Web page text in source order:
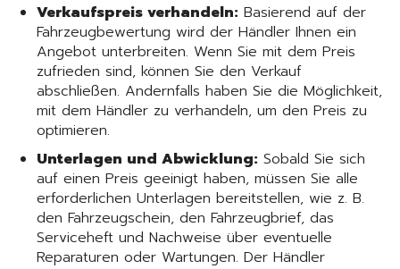
Verkaufspreis verhandeln: Basierend auf der
Fahrzeugbewertung wird der Händler Ihnen ein
Angebot unterbreiten. Wenn Sie mit dem Preis
zufrieden sind, können Sie den Verkauf
abschließen. Andernfalls haben Sie die Möglichkeit,
mit dem Händler zu verhandeln, um den Preis zu
optimieren.
Unterlagen und Abwicklung: Sobald Sie sich
auf einen Preis geeinigt haben, müssen Sie alle
erforderlichen Unterlagen bereitstellen, wie z. B.
den Fahrzeugschein, den Fahrzeugbrief, das
Serviceheft und Nachweise über eventuelle
Reparaturen oder Wartungen. Der Händler